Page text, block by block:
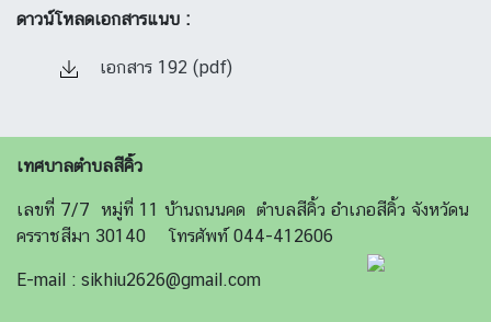
ดาวน์โหลดเอกสารแนบ :
เอกสาร 192 (pdf)
เทศบาลตำบลสีคิ้ว
เลขที่ 7/7 หมู่ที่ 11 บ้านถนนคด ตำบลสีคิ้ว อำเภอสีคิ้ว จังหวัดน
ครราชสีมา 30140 โทรศัพท์ 044-412606
E-mail : sikhiu2626@gmail.com